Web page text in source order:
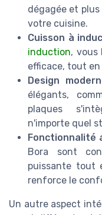
dégagée et
votre cuisine.
Cuisson à
induction, vous
efficace, tout
Design
élégants,
plaques
n'importe quel
Fonctionnalité
Bora sont
puissante tout
renforce le
Un autre aspect